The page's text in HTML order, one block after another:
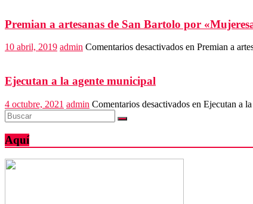
Premian a artesanas de San Bartolo por
10 abril, 2019 admin Comentarios desactivados en Premian a
Ejecutan a la agente municipal
4 octubre, 2021 admin Comentarios desactivados en Ejecutan a
Aquí